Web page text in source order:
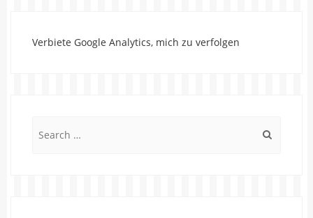
Verbiete Google Analytics, mich zu verfolgen